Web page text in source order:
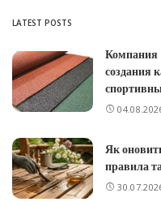
LATEST POSTS
Компания
создания
Як
правила